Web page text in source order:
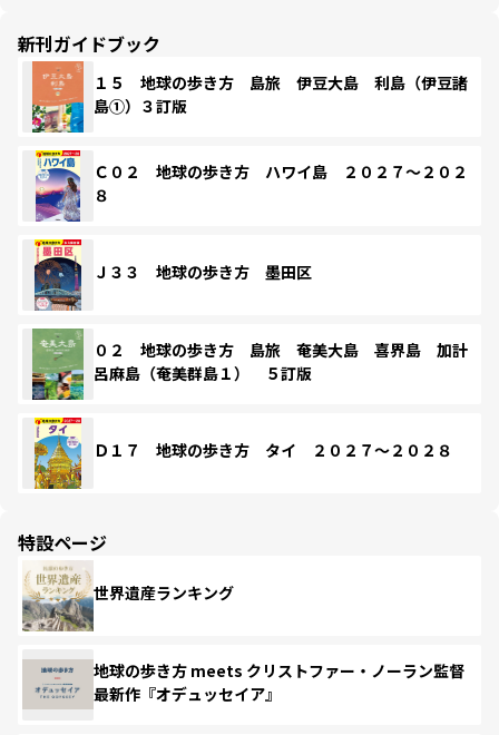
新刊ガイドブック
１５ 地球の歩き方 島旅 伊豆大島 利島（伊豆諸
島①）３訂版
Ｃ０２ 地球の歩き方 ハワイ島 ２０２７～２０２
８
Ｊ３３ 地球の歩き方 墨田区
０２ 地球の歩き方 島旅 奄美大島 喜界島 加計
呂麻島（奄美群島１） ５訂版
Ｄ１７ 地球の歩き方 タイ ２０２７～２０２８
特設ページ
世界遺産ランキング
地球の歩き方 meets クリストファー・ノーラン監督
最新作『オデュッセイア』